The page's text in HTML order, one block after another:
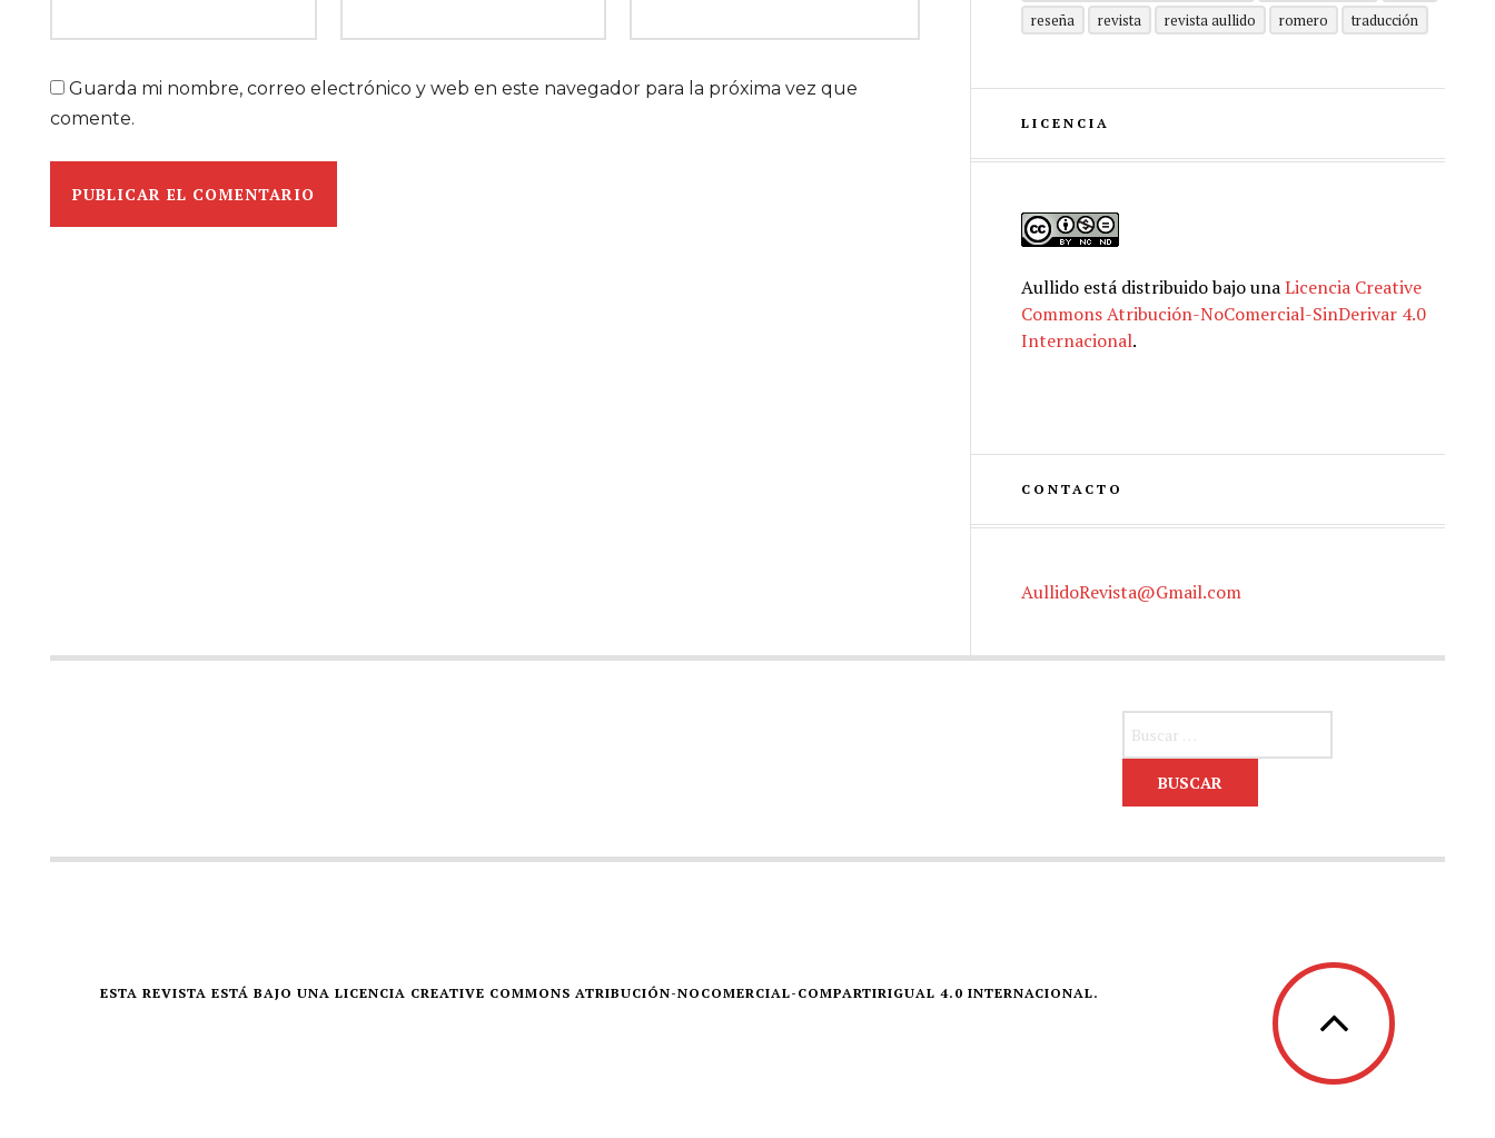
Guarda mi nombre, correo electrónico y web en este navegador para la próxima vez que
comente.
reseña
revista revista aullido romero traducción
LICENCIA
Aullidoestá distribuido bajo unaLicencia Creative
Commons Atribución-NoComercial-SinDerivar 4.0
Internacional.
CONTACTO
AullidoRevista@Gmail.com
ESTA REVISTA ESTÁ BAJO UNA LICENCIA CREATIVE COMMONS ATRIBUCIÓN-NOCOMERCIAL-COMPARTIRIGUAL 4.0 INTERNACIONAL.